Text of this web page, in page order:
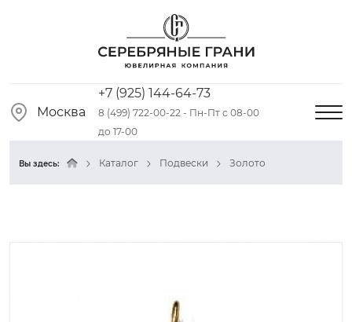
Москва
+7 (925) 144-64-73
8 (499) 722-00-22 - Пн-Пт с 08-00
до 17-00
Вы здесь: Каталог Подвески Золото